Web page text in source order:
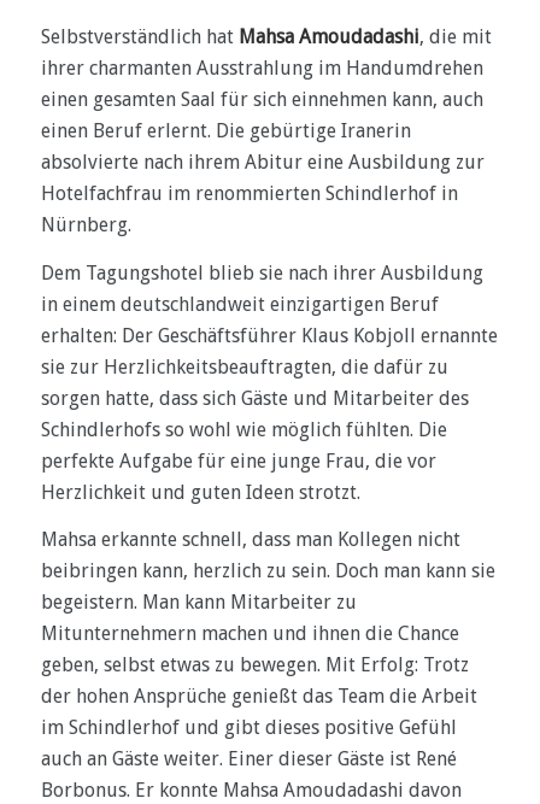
Selbstverständlich hat Mahsa Amoudadashi, die mit
ihrer charmanten Ausstrahlung im Handumdrehen
einen gesamten Saal für sich einnehmen kann, auch
einen Beruf erlernt. Die gebürtige Iranerin
absolvierte nach ihrem Abitur eine Ausbildung zur
Hotelfachfrau im renommierten Schindlerhof in
Nürnberg.
Dem Tagungshotel blieb sie nach ihrer Ausbildung
in einem deutschlandweit einzigartigen Beruf
erhalten: Der Geschäftsführer Klaus Kobjoll ernannte
sie zur Herzlichkeitsbeauftragten, die dafür zu
sorgen hatte, dass sich Gäste und Mitarbeiter des
Schindlerhofs so wohl wie möglich fühlten. Die
perfekte Aufgabe für eine junge Frau, die vor
Herzlichkeit und guten Ideen strotzt.
Mahsa erkannte schnell, dass man Kollegen nicht
beibringen kann, herzlich zu sein. Doch man kann sie
begeistern. Man kann Mitarbeiter zu
Mitunternehmern machen und ihnen die Chance
geben, selbst etwas zu bewegen. Mit Erfolg: Trotz
der hohen Ansprüche genießt das Team die Arbeit
im Schindlerhof und gibt dieses positive Gefühl
auch an Gäste weiter. Einer dieser Gäste ist René
Borbonus. Er konnte Mahsa Amoudadashi davon